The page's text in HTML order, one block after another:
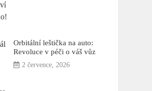
Orbitální leštička na auto:
Revoluce v péči o váš vůz
2 července, 2026